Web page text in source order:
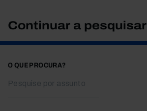
Continuar a pesquisar
O QUE PROCURA?